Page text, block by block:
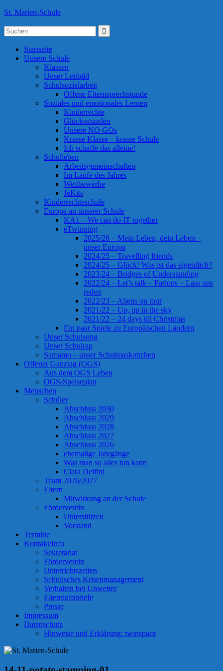
Skip
content
St. Marien-Schule
Katholische Grundschule in Moers
Suche
nach:
Startseite
Unsere Schule
Klassen
Unser Leitbild
Schulsozialarbeit
Offene Elternsprechstunde
Soziales und emotionales Lernen
Kinderrechte
Glücksstunden
Unsere NO GOs
Krasse Klasse – krasse Schule
Ich schaffe das alleine!
Schulleben
Arbeitsgemeinschaften
Im Laufe des Jahres
Wettbewerbe
JeKits
Kinderrechteschule
Europa an unserer Schule
KA1 – We can do IT together
eTwinning
2025/26 – Mein Leben, dein Leben –
unser Europa
2024/25 – Travelling friends
2024/25 – Glück! Was ist das eigentlich?
2023/24 – Bridges of Understanding
2022/24 – Let’s talk – Parlons – Lass uns
reden
2022/23 – Aliens on tour
2021/22 – Up, up in the sky
2021/22 – 24 days till Christmas
Ein paar Spiele zu Europäischen Ländern
Unser Schulsong
Unser Schulrap
Samamo – unser Schulmaskottchen
Offener Ganztag (OGS)
Aus dem OGS Leben
OGS-Speiseplan
Menschen
Schüler
Abschluss 2030
Abschluss 2029
Abschluss 2028
Abschluss 2027
Abschluss 2026
ehemalige Jahrgänge
Was man so alles tun kann
Clara Delfini
Team 2026/2027
Eltern
Mitwirkung an der Schule
Förderverein
Unterstützen
Vorstand
Termine
Kontakt/Info
Sekretariat
Förderverein
Unterrichtszeiten
Schulisches Krisenmanagement
Verhalten bei Unwetter
Elterninfobriefe
Presse
Impressum
Datenschutz
Hinweise und Erklärung: twinspace